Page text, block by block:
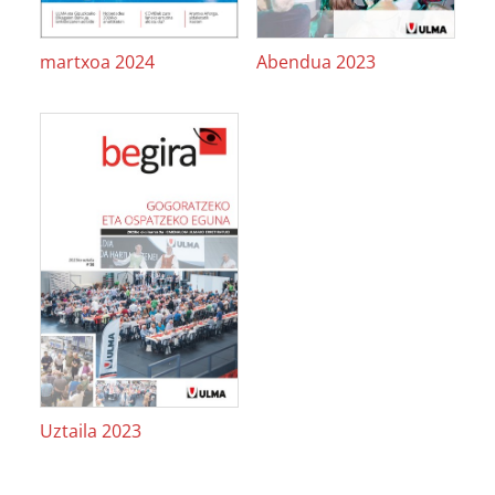
martxoa 2024 Abendua 2023
Uztaila 2023